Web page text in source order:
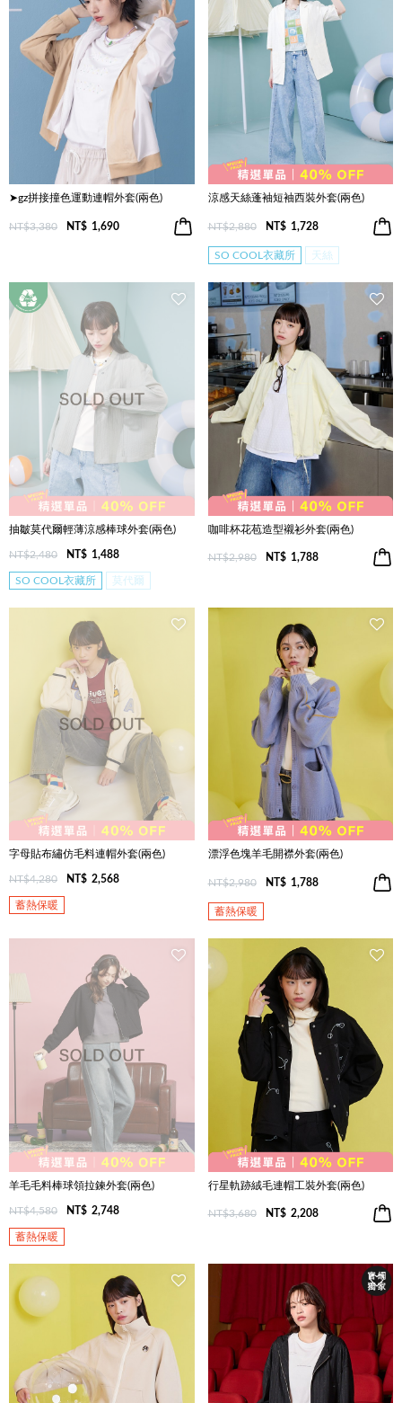
➤gz拼接撞色運動連帽外套(兩色)
NT$3,380 NT$ 1,690
涼感天絲蓬袖短袖西裝外套(兩色)
NT$2,880 NT$ 1,728
SO COOL衣藏所 天絲
抽皺莫代爾輕薄涼感棒球外套(兩色)
NT$2,480 NT$ 1,488
SO COOL衣藏所 莫代爾
咖啡杯花苞造型襯衫外套(兩色)
NT$2,980 NT$ 1,788
字母貼布繡仿毛料連帽外套(兩色)
NT$4,280 NT$ 2,568
蓄熱保暖
漂浮色塊羊毛開襟外套(兩色)
NT$2,980 NT$ 1,788
蓄熱保暖
羊毛毛料棒球領拉鍊外套(兩色)
NT$4,580 NT$ 2,748
蓄熱保暖
行星軌跡絨毛連帽工裝外套(兩色)
NT$3,680 NT$ 2,208